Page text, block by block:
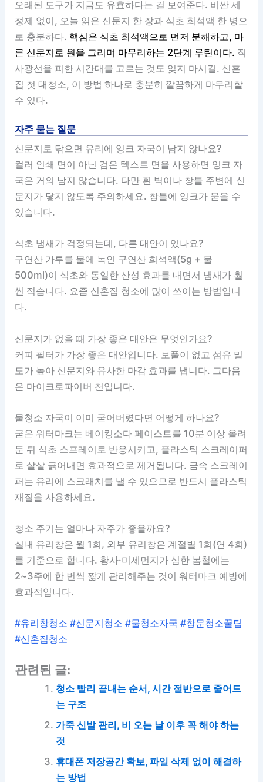
오래된 도구가 지금도 유효하다는 걸 보여준다. 비싼 세
정제 없이, 오늘 읽은 신문지 한 장과 식초 희석액 한 병으
로 충분하다. 핵심은 식초 희석액으로 먼저 분해하고, 마
른 신문지로 원을 그리며 마무리하는 2단계 루틴이다. 직
사광선을 피한 시간대를 고르는 것도 잊지 마시길. 신혼
집 첫 대청소, 이 방법 하나로 충분히 깔끔하게 마무리할
수 있다.
자주 묻는 질문
신문지로 닦으면 유리에 잉크 자국이 남지 않나요?
컬러 인쇄 면이 아닌 검은 텍스트 면을 사용하면 잉크 자
국은 거의 남지 않습니다. 다만 흰 벽이나 창틀 주변에 신
문지가 닿지 않도록 주의하세요. 창틀에 잉크가 묻을 수
있습니다.
식초 냄새가 걱정되는데, 다른 대안이 있나요?
구연산 가루를 물에 녹인 구연산 희석액(5g + 물
500ml)이 식초와 동일한 산성 효과를 내면서 냄새가 훨
씬 적습니다. 요즘 신혼집 청소에 많이 쓰이는 방법입니
다.
신문지가 없을 때 가장 좋은 대안은 무엇인가요?
커피 필터가 가장 좋은 대안입니다. 보풀이 없고 섬유 밀
도가 높아 신문지와 유사한 마감 효과를 냅니다. 그다음
은 마이크로파이버 천입니다.
물청소 자국이 이미 굳어버렸다면 어떻게 하나요?
굳은 워터마크는 베이킹소다 페이스트를 10분 이상 올려
둔 뒤 식초 스프레이로 반응시키고, 플라스틱 스크레이퍼
로 살살 긁어내면 효과적으로 제거됩니다. 금속 스크레이
퍼는 유리에 스크래치를 낼 수 있으므로 반드시 플라스틱
재질을 사용하세요.
청소 주기는 얼마나 자주가 좋을까요?
실내 유리창은 월 1회, 외부 유리창은 계절별 1회(연 4회)
를 기준으로 합니다. 황사·미세먼지가 심한 봄철에는
2~3주에 한 번씩 짧게 관리해주는 것이 워터마크 예방에
효과적입니다.
#유리창청소 #신문지청소 #물청소자국 #창문청소꿀팁
#신혼집청소
관련된 글:
청소 빨리 끝내는 순서, 시간 절반으로 줄어드
는 구조
가죽 신발 관리, 비 오는 날 이후 꼭 해야 하는
것
휴대폰 저장공간 확보, 파일 삭제 없이 해결하
는 방법